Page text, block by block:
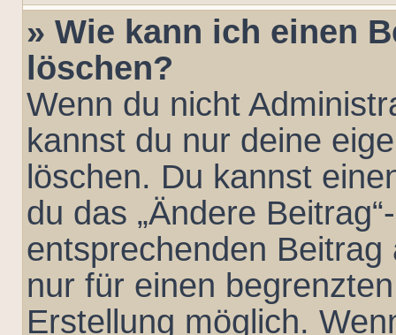
» Wie kann ich einen
löschen?
Wenn du nicht
kannst du nur deine
löschen. Du kannst
du das „Ändere
entsprechenden
nur für einen
Erstellung möglich.